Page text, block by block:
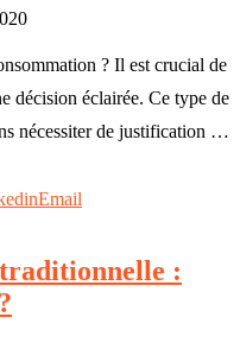
? Il est crucial de
décision éclairée. Ce type de
nécessiter de justification …
Email
: